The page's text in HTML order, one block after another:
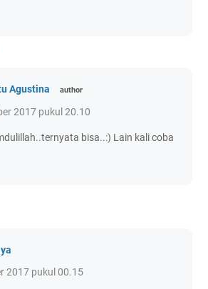
Agustina
2017 pukul 20.10
bisa..:) Lain kali coba
2017 pukul 00.15